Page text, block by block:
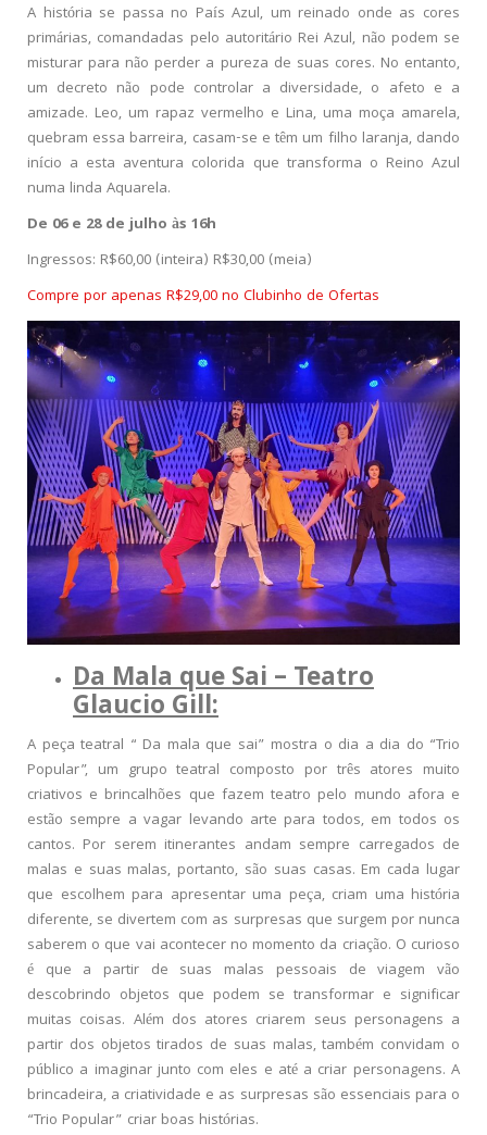
A história se passa no País Azul, um reinado onde as cores
primárias, comandadas pelo autoritário Rei Azul, não podem se
misturar para não perder a pureza de suas cores. No entanto,
um decreto não pode controlar a diversidade, o afeto e a
amizade. Leo, um rapaz vermelho e Lina, uma moça amarela,
quebram essa barreira, casam-se e têm um filho laranja, dando
início a esta aventura colorida que transforma o Reino Azul
numa linda Aquarela.
De 06 e 28 de julho às 16h
Ingressos: R$60,00 (inteira) R$30,00 (meia)
Compre por apenas R$29,00 no Clubinho de Ofertas
Da Mala que Sai – Teatro
Glaucio Gill:
A peça teatral “ Da mala que sai” mostra o dia a dia do “Trio
Popular”, um grupo teatral composto por três atores muito
criativos e brincalhões que fazem teatro pelo mundo afora e
estão sempre a vagar levando arte para todos, em todos os
cantos. Por serem itinerantes andam sempre carregados de
malas e suas malas, portanto, são suas casas. Em cada lugar
que escolhem para apresentar uma peça, criam uma história
diferente, se divertem com as surpresas que surgem por nunca
saberem o que vai acontecer no momento da criação. O curioso
é que a partir de suas malas pessoais de viagem vão
descobrindo objetos que podem se transformar e significar
muitas coisas. Além dos atores criarem seus personagens a
partir dos objetos tirados de suas malas, também convidam o
público a imaginar junto com eles e até a criar personagens. A
brincadeira, a criatividade e as surpresas são essenciais para o
“Trio Popular” criar boas histórias.